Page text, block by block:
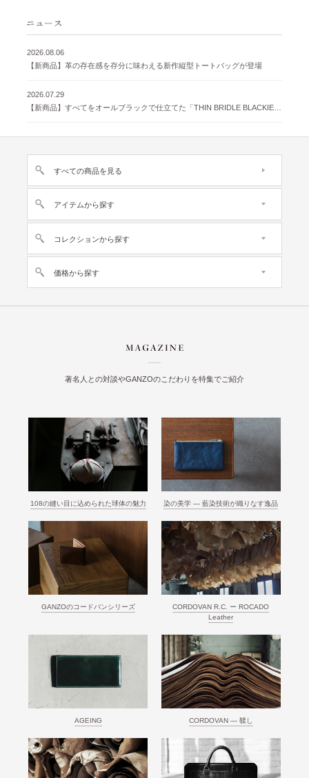
2026.08.06
【新商品】革の存在感を存分に味わえる新作縦型トートバッグが登場
2026.07.29
すべての商品を見る
アイテムから探す
コレクションから探す
価格から探す
著名人との対談やGANZOのこだわりを特集でご紹介
108の縫い目に込められた球体の魅力 染の美学 ― 藍染技術が織りなす逸品
GANZOのコードバンシリーズ
CORDOVAN R.C. ー ROCADO
Leather
AGEING CORDOVAN ― 鞣し